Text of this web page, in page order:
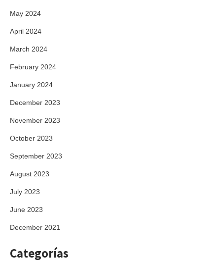
May 2024
April 2024
March 2024
February 2024
January 2024
December 2023
November 2023
October 2023
September 2023
August 2023
July 2023
June 2023
December 2021
Categorías